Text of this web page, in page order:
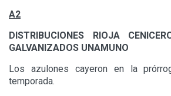
A2
DISTRIBUCIONES RIOJA
GALVANIZADOS UNAMUNO
Los azulones cayeron en la
temporada.